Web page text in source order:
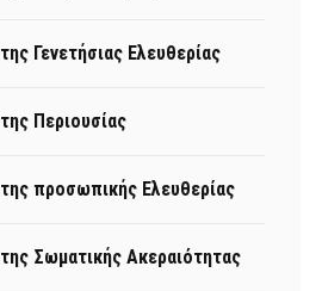
Γενετήσιας Ελευθερίας
Περιουσίας
προσωπικής Ελευθερίας
Σωματικής Ακεραιότητας